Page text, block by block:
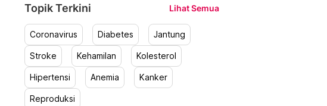
Topik Terkini Lihat Semua
Coronavirus Diabetes Jantung
Stroke Kehamilan Kolesterol
Hipertensi Anemia Kanker
Reproduksi